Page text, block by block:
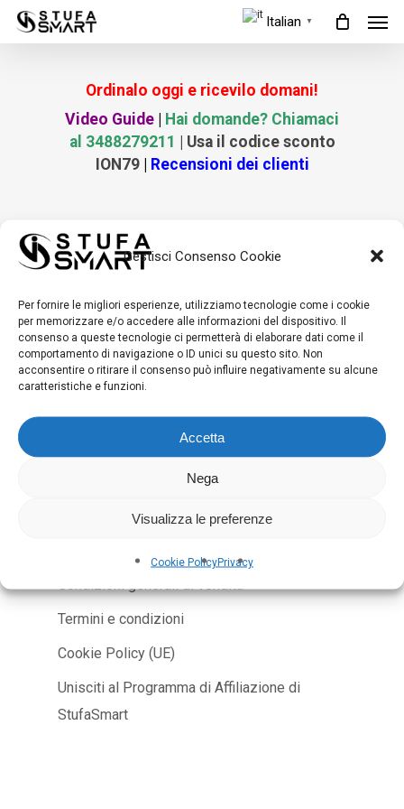
Gestisci Consenso Cookie
Per fornire le migliori esperienze, utilizziamo tecnologie come i cookie
per memorizzare e/o accedere alle informazioni del dispositivo. Il
consenso a queste tecnologie ci permetterà di elaborare dati come il
comportamento di navigazione o ID unici su questo sito. Non
acconsentire o ritirare il consenso può influire negativamente su alcune
caratteristiche e funzioni.
Accetta
Nega
Visualizza le preferenze
Cookie PolicyPrivacy
Skip
Italian ▼
Ordinalo oggi e ricevilo domani!
Video Guide
Hai domande? Chiamaci
al 3488279211
| Usa il codice sconto
ION79
Recensioni dei clienti
[mwai_chatbot]
AZ Commerciale Via Gelpi 43 Edolo
p.iva 04137350981
Condizioni generali di vendita
Termini e condizioni
Cookie Policy (UE)
Unisciti al Programma di Affiliazione di
StufaSmart